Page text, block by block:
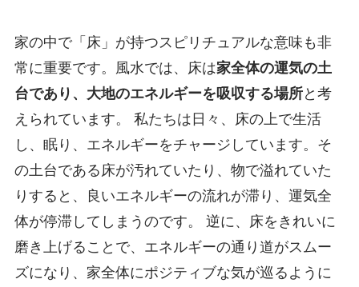
家の中で「床」が持つスピリチュアルな意味も非
常に重要です。風水では、床は家全体の運気の土
台であり、大地のエネルギーを吸収する場所と考
えられています。 私たちは日々、床の上で生活
し、眠り、エネルギーをチャージしています。そ
の土台である床が汚れていたり、物で溢れていた
りすると、良いエネルギーの流れが滞り、運気全
体が停滞してしまうのです。 逆に、床をきれいに
磨き上げることで、エネルギーの通り道がスムー
ズになり、家全体にポジティブな気が巡るように